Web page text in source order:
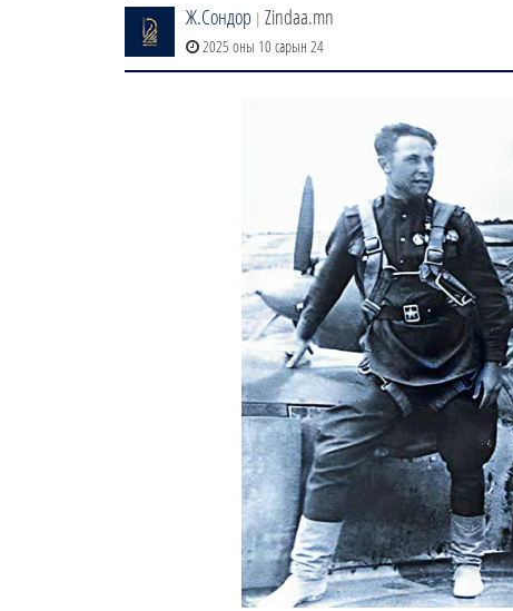
Ж.Сондор | Zindaa.mn
2025 оны 10 сарын 24